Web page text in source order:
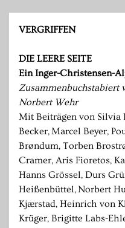
VERGRIFFEN
DIE LEERE SEITE
Ein Inger-Christensen-
Zusammenbuchstabiert
Norbert Wehr
Mit Beiträgen von Silvia
Becker, Marcel Beyer,
Brøndum, Torben
Cramer, Aris Fioretos,
Hanns Grössel, Durs
Heißenbüttel, Norbert
Kjærstad, Heinrich von
Krüger, Brigitte Labs-